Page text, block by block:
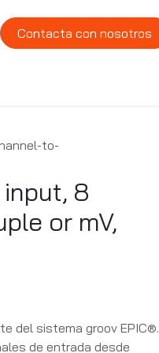
Contacta con nosotros
to-
8
or mV,
del sistema groov EPIC®.
de entrada desde